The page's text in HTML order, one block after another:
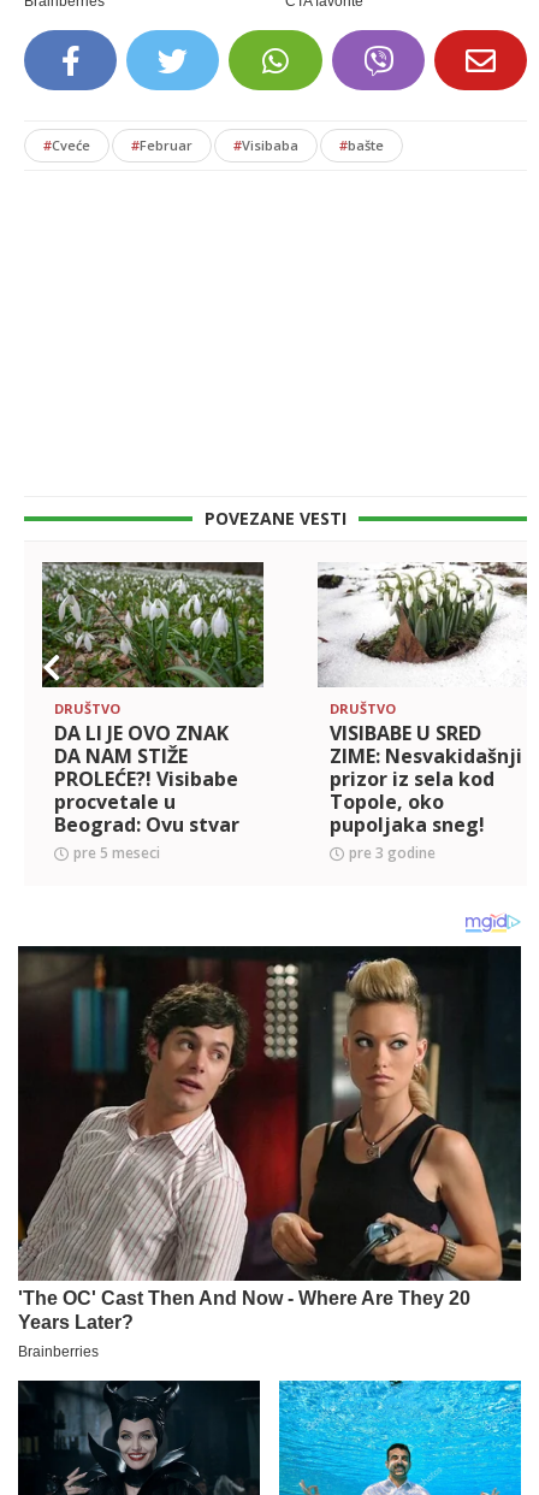
#Cveće #Februar #Visibaba #bašte
POVEZANE VESTI
DRUŠTVO
DA LI JE OVO ZNAK
DA NAM STIŽE
PROLEĆE?! Visibabe
procvetale u
Beograd: Ovu stvar
nikako nemojte
raditi sa njima!
pre 5 meseci
DRUŠTVO
VISIBABE U SRED
ZIME: Nesvakidašnji
prizor iz sela kod
Topole, oko
pupoljaka sneg!
pre 3 godine